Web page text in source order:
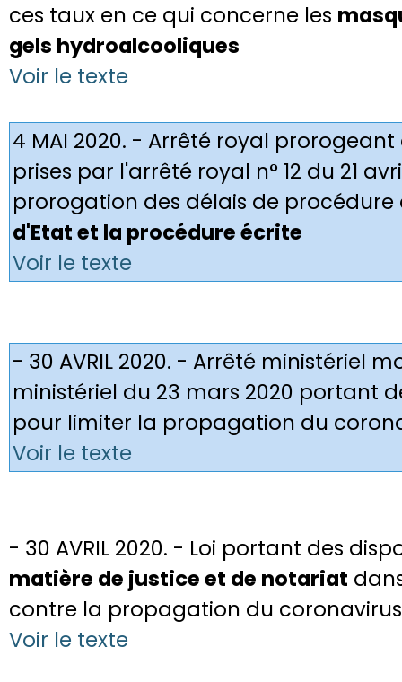
ces taux en ce qui concerne les
gels hydroalcooliques
Voir le texte
4 MAI 2020. - Arrêté royal
prises par l'arrêté royal n° 12 du 21
prorogation des délais de
d'Etat et la procédure écrite
Voir le texte
- 30 AVRIL 2020. - Arrêté ministériel
ministériel du 23 mars 2020 portant
pour limiter la propagation du
Voir le texte
- 30 AVRIL 2020. - Loi portant des
matière de justice et de notariat
contre la propagation du coronavirus
Voir le texte